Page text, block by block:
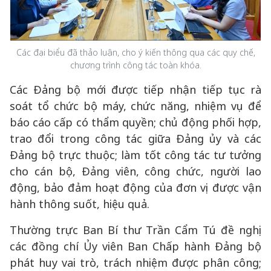
Các đại biểu đã thảo luận, cho ý kiến thông qua các quy chế,
chương trình công tác toàn khóa.
Các Đảng bộ mới được tiếp nhận tiếp tục rà
soát tổ chức bộ máy, chức năng, nhiệm vụ để
báo cáo cấp có thẩm quyền; chủ động phối hợp,
trao đổi trong công tác giữa Đảng ủy và các
Đảng bộ trực thuộc; làm tốt công tác tư tưởng
cho cán bộ, Đảng viên, công chức, người lao
động, bảo đảm hoạt động của đơn vị được vận
hành thông suốt, hiệu quả.
Thường trực Ban Bí thư Trần Cẩm Tú đề nghị
các đồng chí Ủy viên Ban Chấp hành Đảng bộ
phát huy vai trò, trách nhiệm được phân công;